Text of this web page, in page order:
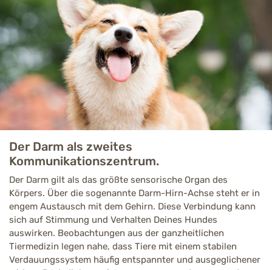
Der Darm als zweites
Kommunikationszentrum.
Der Darm gilt als das größte sensorische Organ des
Körpers. Über die sogenannte Darm-Hirn-Achse steht er in
engem Austausch mit dem Gehirn. Diese Verbindung kann
sich auf Stimmung und Verhalten Deines Hundes
auswirken. Beobachtungen aus der ganzheitlichen
Tiermedizin legen nahe, dass Tiere mit einem stabilen
Verdauungssystem häufig entspannter und ausgeglichener